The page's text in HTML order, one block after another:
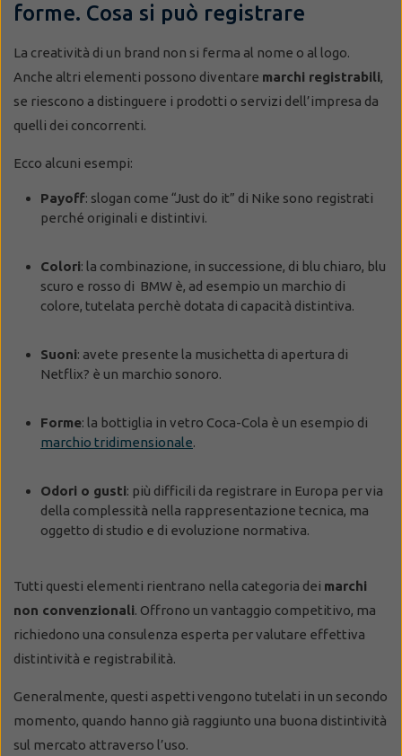
forme. Cosa si può registrare
La creatività di un brand non si ferma al nome o al logo.
Anche altri elementi possono diventare marchi registrabili,
se riescono a distinguere i prodotti o servizi dell’impresa da
quelli dei concorrenti.
Ecco alcuni esempi:
Payoff: slogan come “Just do it” di Nike sono registrati
perché originali e distintivi.
Colori: la combinazione, in successione, di blu chiaro, blu
scuro e rosso di BMW è, ad esempio un marchio di
colore, tutelata perchè dotata di capacità distintiva.
Suoni: avete presente la musichetta di apertura di
Netflix? è un marchio sonoro.
Forme: la bottiglia in vetro Coca-Cola è un esempio di
marchio tridimensionale.
Odori o gusti: più difficili da registrare in Europa per via
della complessità nella rappresentazione tecnica, ma
oggetto di studio e di evoluzione normativa.
Tutti questi elementi rientrano nella categoria dei marchi
non convenzionali. Offrono un vantaggio competitivo, ma
richiedono una consulenza esperta per valutare effettiva
distintività e registrabilità.
Generalmente, questi aspetti vengono tutelati in un secondo
momento, quando hanno già raggiunto una buona distintività
sul mercato attraverso l’uso.